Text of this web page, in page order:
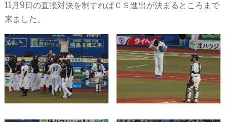
11月9日の直接対決を制すればＣＳ進出が決まるところまで
来ました。